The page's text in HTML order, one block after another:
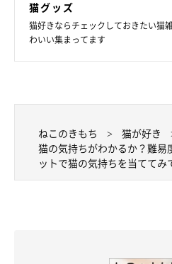
（監修：哺乳動物学者 今泉忠明先
文／Honoka
※写真はスマホアプリ「まいにち
されたものです。
猫グッズ
猫好きならチェックしておきたい猫
わいい集まってます
ねこのきもち 猫が好き
猫の気持ちがわかるか？難易
ットで猫の気持ちを当ててみ